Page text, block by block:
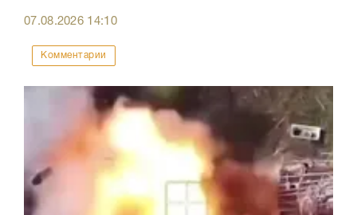
07.08.2026 14:10
Комментарии